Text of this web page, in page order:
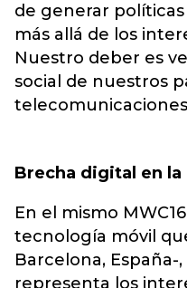
de generar
más allá de los
Nuestro deber es
social de nuestros
Brecha digital en la
En el mismo
tecnología móvil
Barcelona, España-
representa los